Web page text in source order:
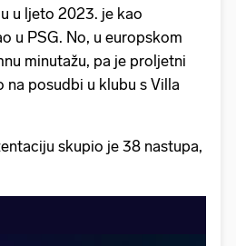
u ljeto 2023. je kao
u PSG. No, u europskom
minutažu, pa je proljetni
na posudbi u klubu s Villa
skupio je 38 nastupa,